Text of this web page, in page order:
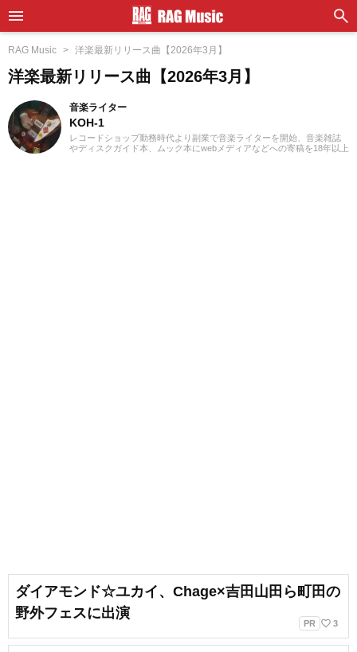
RAG Music 洋楽最新リリース曲【2026年3月】
洋楽最新リリース曲【2026年3月】
音楽ライター
KOH-1
レコードショップ勤務時代より副業で音楽ライターを開始、音楽雑誌
やディスクガイド本、ムック本にwebメディアなどへの寄稿を18年以上
ダイアモンド☆ユカイ、Chage×吉田山田ら町田の
野外フェスに出演
PR favorite_border 3